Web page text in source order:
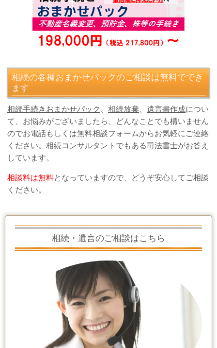
相続の各種おまかせパックのご相談は無料ででき
ます
相続手続きおまかせパック 、 相続放棄、 遺言書作成につい
て、お悩みがございましたら、どんなことでも構いません
のでお電話もしくは無料相談フォームからお気軽にご連絡
ください。相続コンサルタントでもある司法書士がお答え
しています。
相談料は無料となっていますので、どうぞ安心してご相談
ください。
相続・遺言のご相談はこちら